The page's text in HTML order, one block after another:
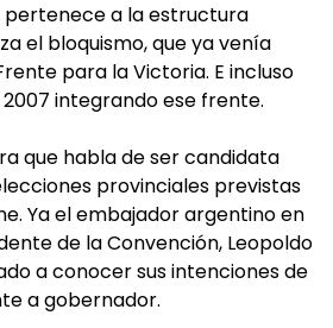
pertenece a la estructura
el bloquismo, que ya venía
para la Victoria. E incluso
integrando ese frente.
que habla de ser candidata
provinciales previstas
Ya el embajador argentino en
de la Convención, Leopoldo
a conocer sus intenciones de
a gobernador.